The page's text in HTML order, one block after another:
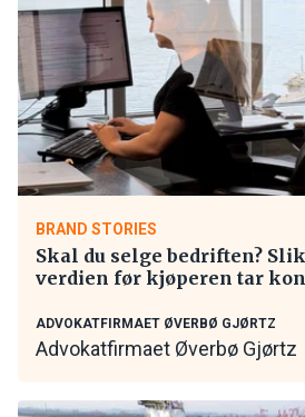
BRAND STORIES
Skal du selge bedriften?
verdien før kjøperen tar
ADVOKATFIRMAET ØVERBØ GJØRTZ
Advokatfirmaet Øverbø Gjørtz